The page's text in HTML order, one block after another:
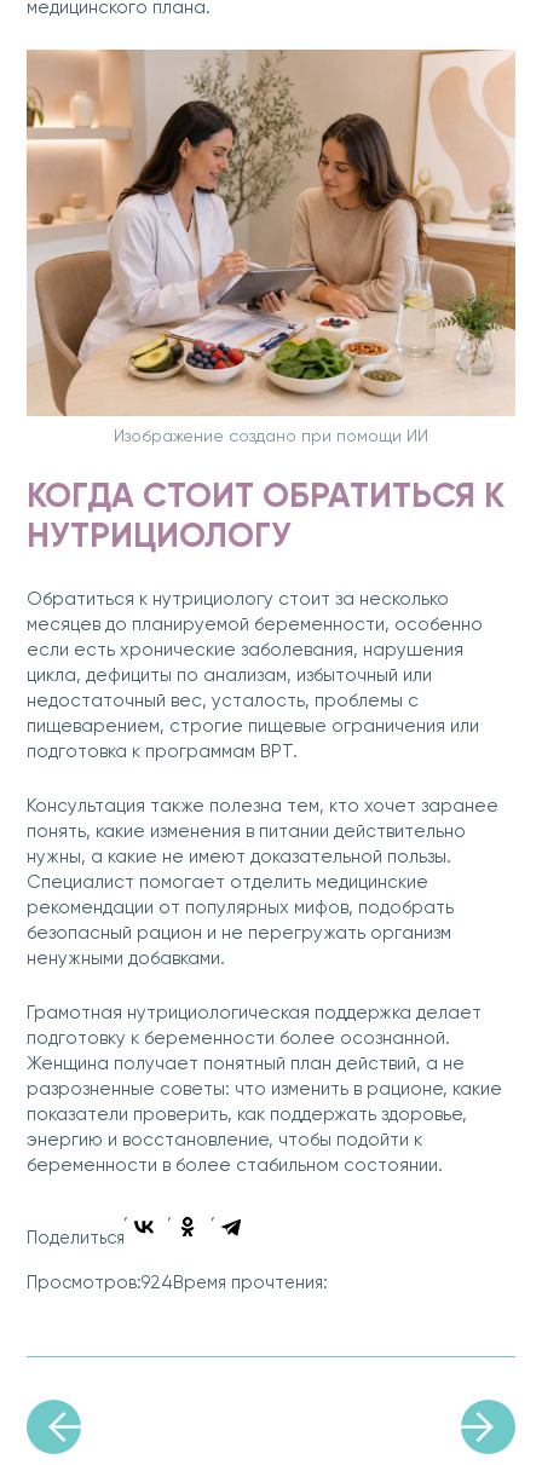
медицинского плана.
Изображение создано при помощи ИИ
КОГДА СТОИТ ОБРАТИТЬСЯ К
НУТРИЦИОЛОГУ
Обратиться к нутрициологу стоит за несколько
месяцев до планируемой беременности, особенно
если есть хронические заболевания, нарушения
цикла, дефициты по анализам, избыточный или
недостаточный вес, усталость, проблемы с
пищеварением, строгие пищевые ограничения или
подготовка к программам ВРТ.
Консультация также полезна тем, кто хочет заранее
понять, какие изменения в питании действительно
нужны, а какие не имеют доказательной пользы.
Специалист помогает отделить медицинские
рекомендации от популярных мифов, подобрать
безопасный рацион и не перегружать организм
ненужными добавками.
Грамотная нутрициологическая поддержка делает
подготовку к беременности более осознанной.
Женщина получает понятный план действий, а не
разрозненные советы: что изменить в рационе, какие
показатели проверить, как поддержать здоровье,
энергию и восстановление, чтобы подойти к
беременности в более стабильном состоянии.
Поделиться
Просмотров:924 Время прочтения: